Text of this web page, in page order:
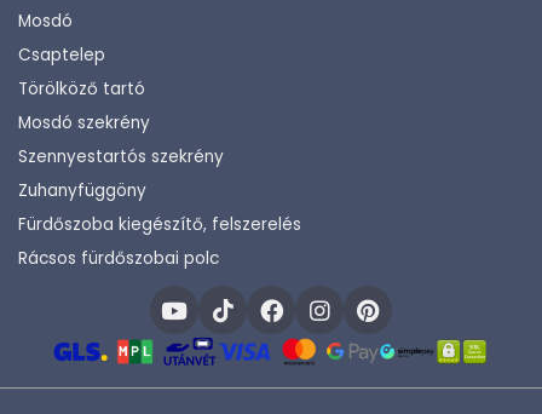
Mosdó
Csaptelep
Törölköző tartó
Mosdó szekrény
Szennyestartós szekrény
Zuhanyfüggöny
Fürdőszoba kiegészítő, felszerelés
Rácsos fürdőszobai polc